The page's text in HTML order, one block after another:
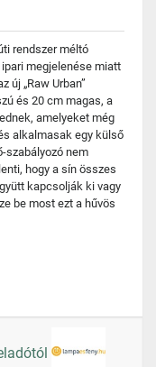
rendszer méltó
megjelenése miatt
új „Raw Urban”
és 20 cm magas, a
amelyeket még
alkalmasak egy külső
szabályozó nem
hogy a sín összes
kapcsolják ki vagy
be most ezt a hűvös